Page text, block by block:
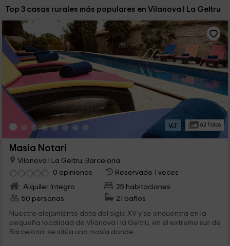
Ordenar por:
Top 3 casas rurales más populares en Vilanova I La Geltru
62 Fotos
Masia Notari
Vilanova I La Geltru, Barcelona
0 opiniones
Reservado 1 veces
Alquiler íntegro
25 habitaciones
50 personas
21 baños
Nuestro alojamiento data del siglo XV y se encuentra en la
pequeña localidad de Vilanova i la Geltrú, en el extremo sur de
Barcelona, se sitúa una masía donde...